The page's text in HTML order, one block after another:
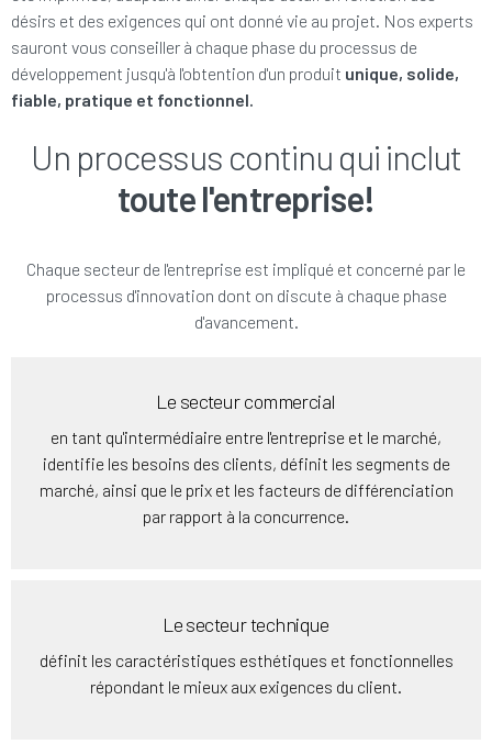
désirs et des exigences qui ont donné vie au projet. Nos experts
sauront vous conseiller à chaque phase du processus de
développement jusqu'à l'obtention d'un produit unique, solide,
fiable, pratique et fonctionnel.
Un processus continu qui inclut
toute l'entreprise!
Chaque secteur de l'entreprise est impliqué et concerné par le
processus d'innovation dont on discute à chaque phase
d'avancement.
Le secteur commercial
en tant qu'intermédiaire entre l'entreprise et le marché,
identifie les besoins des clients, définit les segments de
marché, ainsi que le prix et les facteurs de différenciation
par rapport à la concurrence.
Le secteur technique
définit les caractéristiques esthétiques et fonctionnelles
répondant le mieux aux exigences du client.